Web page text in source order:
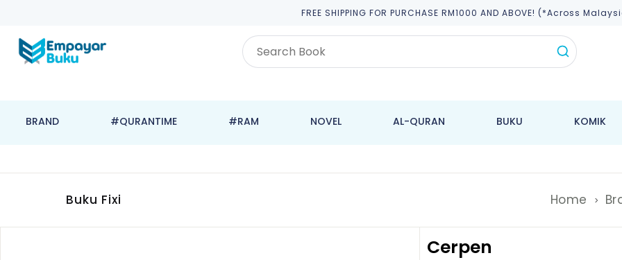
FREE SHIPPING FOR PURCHASE RM1000 AND ABOVE! (*across
BRAND #QURANTIME #RAM NOVEL AL-QURAN BUKU KOMIK
Buku Fixi Home
Cerpen